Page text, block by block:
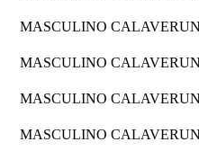
MASCULINO
MASCULINO
MASCULINO
MASCULINO